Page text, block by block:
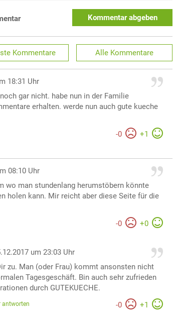
Kommentar abgeben
Kommentare Alle Kommentare
18:31 Uhr
gar nicht. habe nun in der Familie
erhalten. werde nun auch gute kueche
-0 +1
08:10 Uhr
wo man stundenlang herumstöbern könnte
holen kann. Mir reicht aber diese Seite für die
-0 +0
um 23:03 Uhr
zu. Man (oder Frau) kommt ansonsten nicht
Tagesgeschäft. Bin auch sehr zufrieden
durch GUTEKUECHE.
-0 +1
antworten